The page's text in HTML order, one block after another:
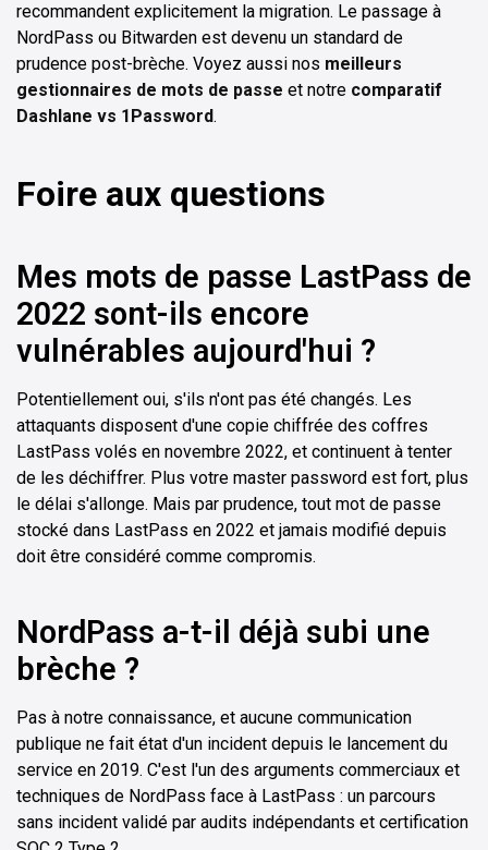
recommandent explicitement la migration. Le passage à
NordPass ou Bitwarden est devenu un standard de
prudence post-brèche. Voyez aussi nos meilleurs
gestionnaires de mots de passe et notre comparatif
Dashlane vs 1Password.
Foire aux questions
Mes mots de passe LastPass de
2022 sont-ils encore
vulnérables aujourd'hui ?
Potentiellement oui, s'ils n'ont pas été changés. Les
attaquants disposent d'une copie chiffrée des coffres
LastPass volés en novembre 2022, et continuent à tenter
de les déchiffrer. Plus votre master password est fort, plus
le délai s'allonge. Mais par prudence, tout mot de passe
stocké dans LastPass en 2022 et jamais modifié depuis
doit être considéré comme compromis.
NordPass a-t-il déjà subi une
brèche ?
Pas à notre connaissance, et aucune communication
publique ne fait état d'un incident depuis le lancement du
service en 2019. C'est l'un des arguments commerciaux et
techniques de NordPass face à LastPass : un parcours
sans incident validé par audits indépendants et certification